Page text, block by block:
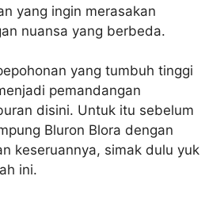
yang ingin merasakan
nuansa yang berbeda.
yang tumbuh tinggi
pemandangan
disini. Untuk itu sebelum
Bluron Blora dengan
keseruannya, simak dulu yuk
ini.